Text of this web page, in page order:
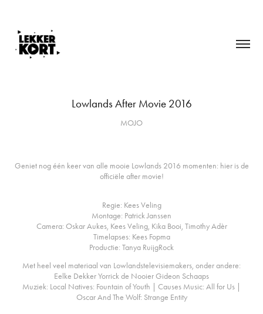
Lowlands After Movie 2016
MOJO
Geniet nog één keer van alle mooie Lowlands 2016 momenten: hier is de
officiële after movie!
Regie: Kees Veling
Montage: Patrick Janssen
Camera: Oskar Aukes, Kees Veling, Kika Booi, Timothy Adèr
Timelapses: Kees Fopma
Productie: Tanya RuijgRock
Met heel veel materiaal van Lowlandstelevisiemakers, onder andere:
Eelke Dekker Yorrick de Nooier Gideon Schaaps
Muziek: Local Natives​: Fountain of Youth | Causes Music​: All for Us |
Oscar And The Wolf​: Strange Entity